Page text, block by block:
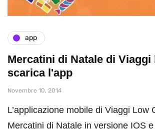
app
Mercatini di Natale di Viaggi
scarica l'app
Novembre 10, 2014
L’applicazione mobile di Viaggi Low
Mercatini di Natale in versione IOS